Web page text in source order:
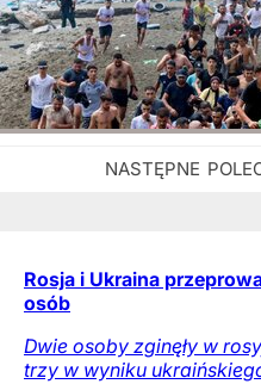
Rosja i Ukraina
osób
Dwie osoby zginęły w
trzy w wyniku